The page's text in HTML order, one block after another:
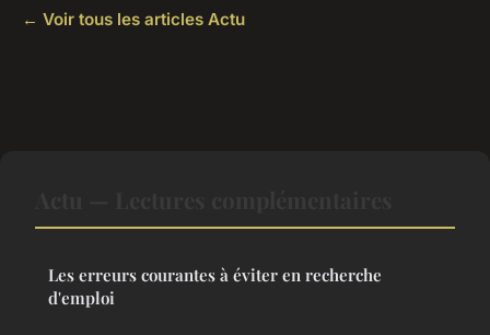
← Voir tous les articles Actu
Les erreurs courantes à éviter en recherche
d'emploi